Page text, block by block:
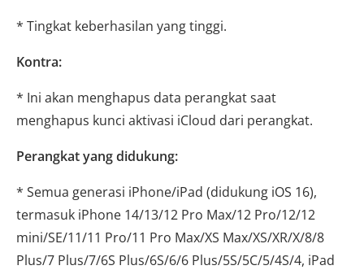
* Tingkat keberhasilan yang tinggi.
Kontra:
* Ini akan menghapus data perangkat saat
menghapus kunci aktivasi iCloud dari perangkat.
Perangkat yang didukung:
* Semua generasi iPhone/iPad (didukung iOS 16),
termasuk iPhone 14/13/12 Pro Max/12 Pro/12/12
mini/SE/11/11 Pro/11 Pro Max/XS Max/XS/XR/X/8/8
Plus/7 Plus/7/6S Plus/6S/6/6 Plus/5S/5C/5/4S/4, iPad